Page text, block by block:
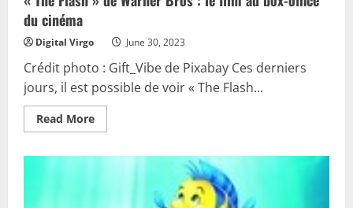
du cinéma
Digital Virgo June 30, 2023
Crédit photo : Gift_Vibe de Pixabay Ces derniers
jours, il est possible de voir « The Flash...
Read MoreRead
more